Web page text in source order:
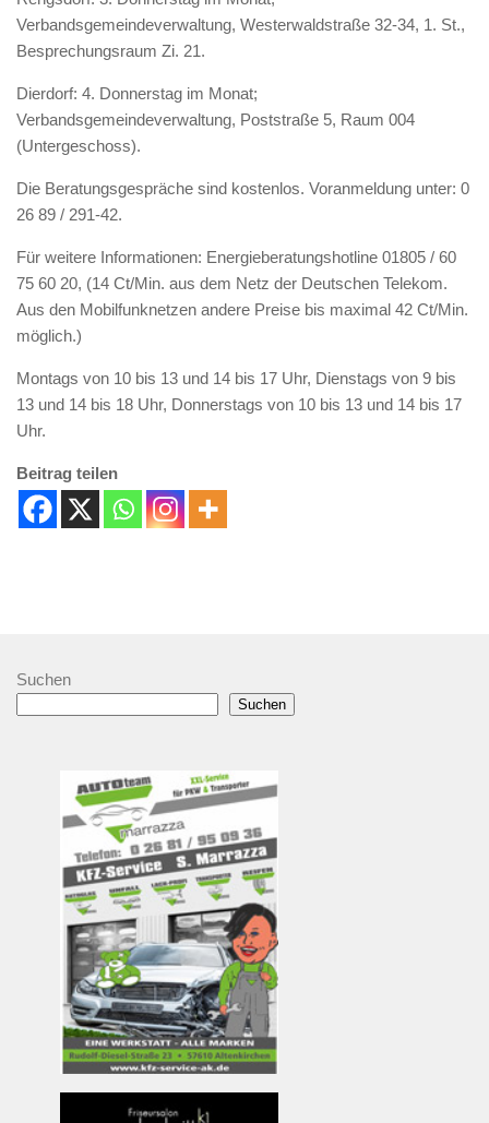
Verbandsgemeindeverwaltung, Westerwaldstraße 32-34, 1. St.,
Besprechungsraum Zi. 21.
Dierdorf: 4. Donnerstag im Monat;
Verbandsgemeindeverwaltung, Poststraße 5, Raum 004
(Untergeschoss).
Die Beratungsgespräche sind kostenlos. Voranmeldung unter: 0
26 89 / 291-42.
Für weitere Informationen: Energieberatungshotline 01805 / 60
75 60 20, (14 Ct/Min. aus dem Netz der Deutschen Telekom.
Aus den Mobilfunknetzen andere Preise bis maximal 42 Ct/Min.
möglich.)
Montags von 10 bis 13 und 14 bis 17 Uhr, Dienstags von 9 bis
13 und 14 bis 18 Uhr, Donnerstags von 10 bis 13 und 14 bis 17
Uhr.
Beitrag teilen
Suchen
Suchen